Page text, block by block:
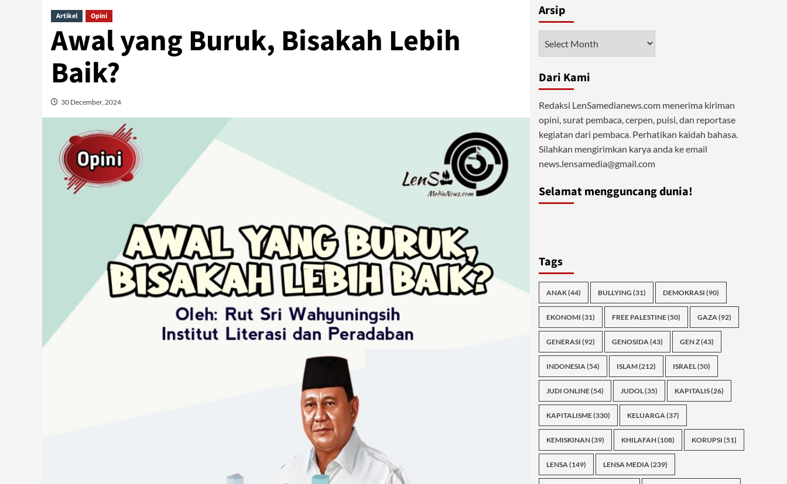
Artikel Opini
Awal yang Buruk, Bisakah Lebih
Baik?
30 December, 2024
Arsip
Dari Kami
Redaksi LenSamedianews.com menerima kiriman
opini, surat pembaca, cerpen, puisi, dan reportase
kegiatan dari pembaca. Perhatikan kaidah bahasa.
Silahkan mengirimkan karya anda ke email
news.lensamedia@gmail.com
Selamat mengguncang dunia!
Tags
ANAK(44) BULLYING (31) DEMOKRASI (90)
EKONOMI (31) FREE PALESTINE(50) GAZA(92)
GENERASI (92) GENOSIDA(43) GEN Z(43)
INDONESIA(54) ISLAM(212) ISRAEL(50)
JUDI ONLINE(54) JUDOL(35) KAPITALIS(26)
KAPITALISME(330) KELUARGA(37)
KEMISKINAN(39) KHILAFAH(108) KORUPSI (51)
LENSA(149) LENSA MEDIA(239)